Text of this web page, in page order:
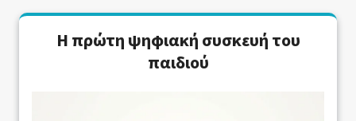
Η πρώτη ψηφιακή συσκευή του
παιδιού